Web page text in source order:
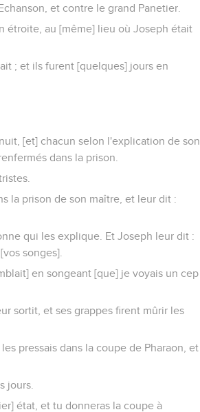
et contre le grand Panetier.
étroite, au [même] lieu où Joseph était
; et ils furent [quelques] jours en
[et] chacun selon l'explication de son
dans la prison.
la prison de son maître, et leur dit :
qui les explique. Et Joseph leur dit :
songes].
en songeant [que] je voyais un cep
sortit, et ses grappes firent mûrir les
pressais dans la coupe de Pharaon, et
jours.
état, et tu donneras la coupe à